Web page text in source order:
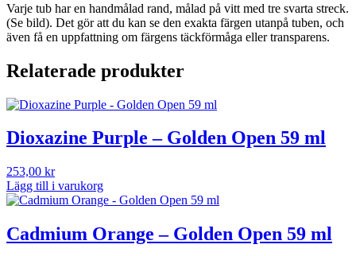
Varje tub har en handmålad rand, målad på vitt med tre svarta streck.
(Se bild). Det gör att du kan se den exakta färgen utanpå tuben, och
även få en uppfattning om färgens täckförmåga eller transparens.
Relaterade produkter
Dioxazine Purple – Golden Open 59 ml
253,00 kr
Lägg till i varukorg
Cadmium Orange – Golden Open 59 ml